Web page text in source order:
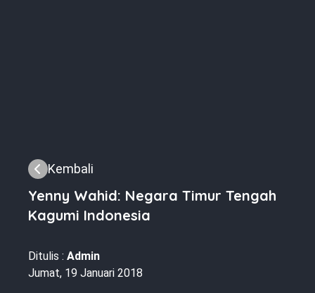
Kembali
Yenny Wahid: Negara Timur Tengah
Kagumi Indonesia
Ditulis : Admin
Jumat, 19 Januari 2018